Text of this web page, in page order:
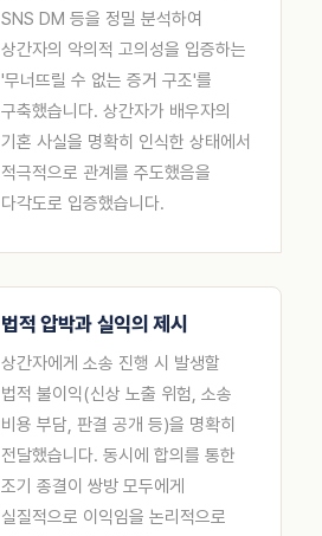
SNS DM 등을 정밀 분석하여
상간자의 악의적 고의성을 입증하는
'무너뜨릴 수 없는 증거 구조'를
구축했습니다. 상간자가 배우자의
기혼 사실을 명확히 인식한 상태에서
적극적으로 관계를 주도했음을
다각도로 입증했습니다.
법적 압박과 실익의 제시
상간자에게 소송 진행 시 발생할
법적 불이익(신상 노출 위험, 소송
비용 부담, 판결 공개 등)을 명확히
전달했습니다. 동시에 합의를 통한
조기 종결이 쌍방 모두에게
실질적으로 이익임을 논리적으로